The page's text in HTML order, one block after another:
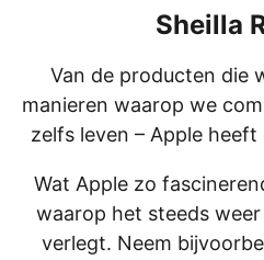
Sheilla
Van de producten die
manieren waarop we
zelfs leven – Apple
Wat Apple zo
waarop het steeds
verlegt. Neem